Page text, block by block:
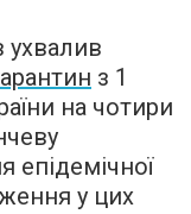
ухвалив
з 1
на чотири
епідемічної
у цих